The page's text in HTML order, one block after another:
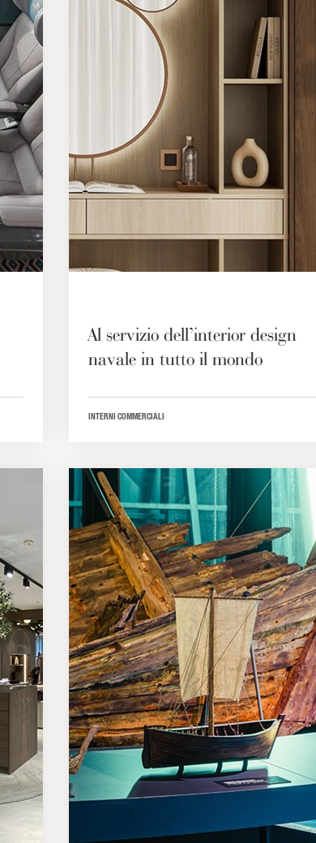
Al servizio dell’interior design
navale in tutto il mondo
INTERNI COMMERCIALI